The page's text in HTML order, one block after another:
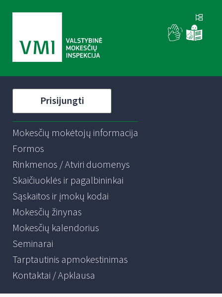
Prisijungti
Mokesčių mokėtojų informacija
Formos
Rinkmenos / Atviri duomenys
Skaičiuoklės ir pagalbininkai
Sąskaitos ir įmokų kodai
Mokesčių žinynas
Mokesčių kalendorius
Seminarai
Tarptautinis apmokestinimas
Kontaktai / Apklausa